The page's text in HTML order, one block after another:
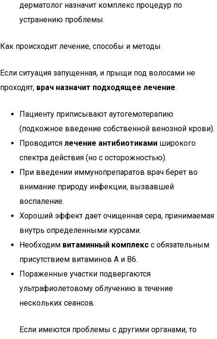
дерматолог назначит комплекс процедур по
устранению проблемы.
Как происходит лечение, способы и методы
Если ситуация запущенная, и прыщи под волосами не
проходят, врач назначит подходящее лечение.
Пациенту приписывают аутогемотерапию
(подкожное введение собственной венозной крови).
Проводится лечение антибиотиками широкого
спектра действия (но с осторожностью).
При введении иммунопрепаратов врач берет во
внимание природу инфекции, вызвавшей
воспаление.
Хороший эффект дает очищенная сера, принимаемая
внутрь определенными курсами.
Необходим витаминный комплекс с обязательным
присутствием витаминов A и B6.
Пораженные участки подвергаются
ультрафиолетовому облучению в течение
нескольких сеансов.
Если имеются проблемы с другими органами, то